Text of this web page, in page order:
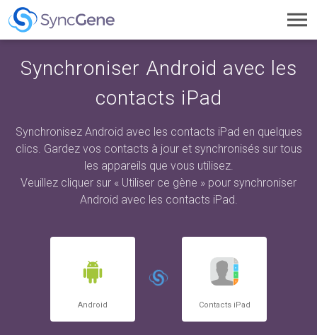
Synchroniser Android avec les
contacts iPad
Synchronisez Android avec les contacts iPad en quelques
clics. Gardez vos contacts à jour et synchronisés sur tous
les appareils que vous utilisez.
Veuillez cliquer sur « Utiliser ce gène » pour synchroniser
Android avec les contacts iPad.
Android Contacts iPad